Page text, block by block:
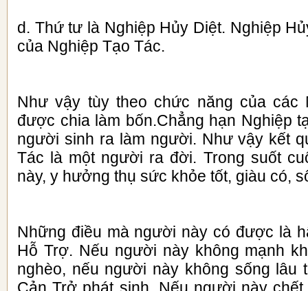
d. Thứ tư là Nghiệp Hủy Diệt. Nghiệp
của Nghiệp Tạo Tác.
Như vậy tùy theo chức năng của các
được chia làm bốn.Chẳng hạn Nghiệp
người sinh ra làm người. Như vậy kết
Tác là một người ra đời. Trong suốt
này, y hưởng thụ sức khỏe tốt, giàu có,
Những điều mà người này có được là
Hỗ Trợ. Nếu người này không mạnh
nghèo, nếu người này không sống lâu